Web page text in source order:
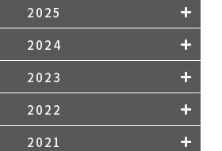
2025
2024
2023
2022
2021